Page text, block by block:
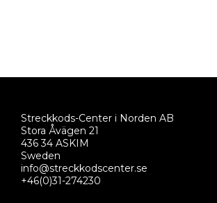
Streckkods-Center i Norden AB
Stora Åvägen 21
436 34 ASKIM
Sweden
info@streckkodscenter.se
+46(0)31-274230